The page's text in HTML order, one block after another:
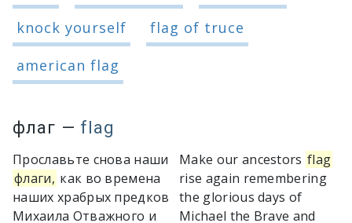
knock yourself
flag of truce
american flag
флаг — flag
Прославьте снова наши
флаги, как во времена
наших храбрых предков
Михаила Отважного и
Make our ancestors flag
rise again remembering
the glorious days of
Michael the Brave and